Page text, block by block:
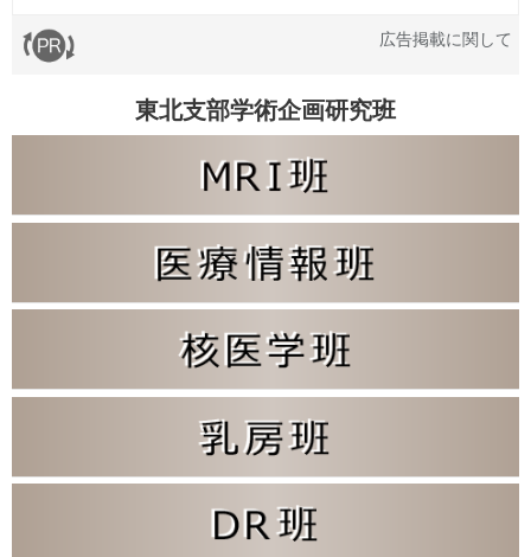
広告掲載に関して
東北支部学術企画研究班